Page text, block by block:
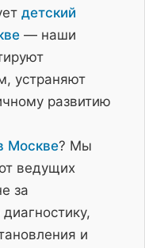
детский
— наши
устраняют
развитию
Москве? Мы
ведущих
за
и